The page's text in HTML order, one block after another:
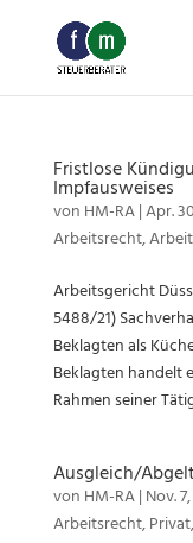
content
Fristlose
Impfausweises
vonHM-RA|Apr.
Arbeitsrecht,
Arbeitsgericht
5488/21)
Beklagten als
Beklagten handelt
Rahmen seiner
Ausgleich/
vonHM-RA|Nov.
Arbeitsrecht,Privat,